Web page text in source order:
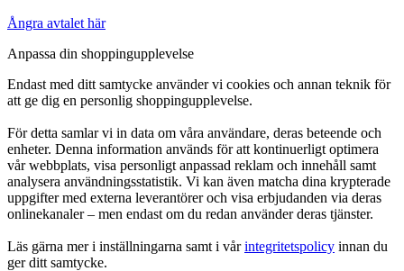
Ångra avtalet här
Anpassa din shoppingupplevelse
Endast med ditt samtycke använder vi cookies och annan teknik för
att ge dig en personlig shoppingupplevelse.
För detta samlar vi in data om våra användare, deras beteende och
enheter. Denna information används för att kontinuerligt optimera
vår webbplats, visa personligt anpassad reklam och innehåll samt
analysera användningsstatistik. Vi kan även matcha dina krypterade
uppgifter med externa leverantörer och visa erbjudanden via deras
onlinekanaler – men endast om du redan använder deras tjänster.
Läs gärna mer i inställningarna samt i vårintegritetspolicy innan du
ger ditt samtycke.